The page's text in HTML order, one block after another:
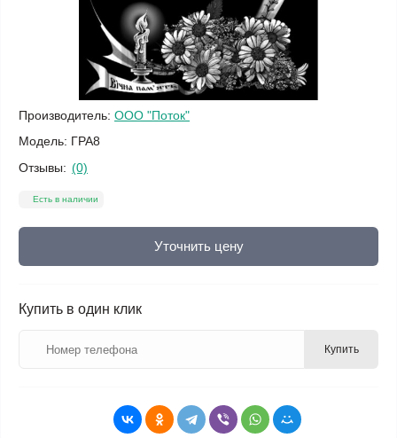
Производитель: ООО "Поток"
Модель: ГРА8
Отзывы: (0)
Есть в наличии
Уточнить цену
Купить в один клик
Купить